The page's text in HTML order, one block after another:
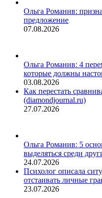
Ольга Романив:
предложение
07.08.2026
Ольга Романив: 4
которые должны
03.08.2026
Как перестать
(diamondjournal.ru)
27.07.2026
Ольга Романив: 5
выделяться среди
24.07.2026
Психолог описала
отстаивать личные
23.07.2026